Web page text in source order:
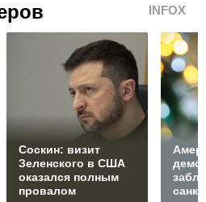
INFOX
Соскин: визит
Зеленского в США
оказался полным
провалом